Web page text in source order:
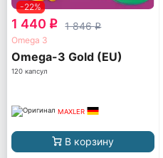
-22%
1 440 q 1 846q
Omega 3
Omega-3 Gold (EU)
120 капсул
MAXLER
В корзину